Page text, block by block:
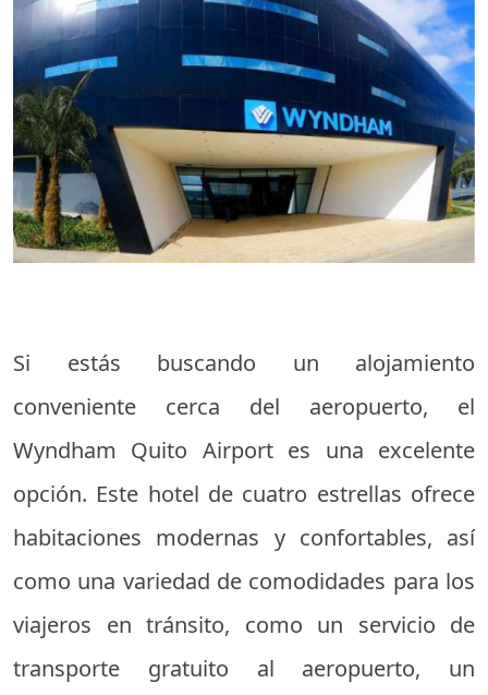
Si estás buscando un alojamiento
conveniente cerca del aeropuerto, el
Wyndham Quito Airport es una excelente
opción. Este hotel de cuatro estrellas ofrece
habitaciones modernas y confortables, así
como una variedad de comodidades para los
viajeros en tránsito, como un servicio de
transporte gratuito al aeropuerto, un